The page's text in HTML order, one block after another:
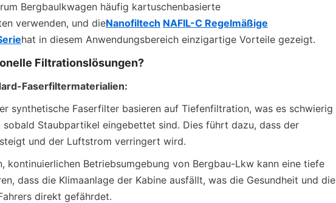
Bergbaulkwagen häufig kartuschenbasierte
verwenden, und dieNanofiltech NAFIL-C Regelmäßige
hat in diesem Anwendungsbereich einzigartige Vorteile gezeigt.
Filtrationslösungen?
Faserfiltermaterialien:
synthetische Faserfilter basieren auf Tiefenfiltration, was es schwierig
sobald Staubpartikel eingebettet sind. Dies führt dazu, dass der
und der Luftstrom verringert wird.
kontinuierlichen Betriebsumgebung von Bergbau-Lkw kann eine tiefe
dass die Klimaanlage der Kabine ausfällt, was die Gesundheit und die
direkt gefährdet.